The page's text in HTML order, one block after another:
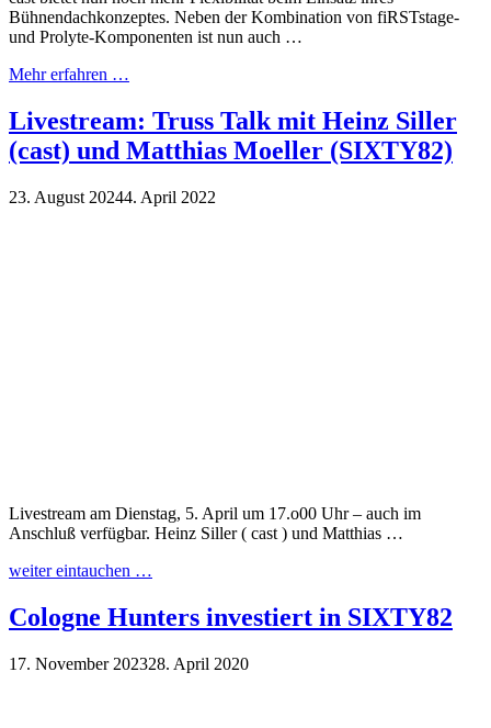
Bühnendachkonzeptes. Neben der Kombination von fiRSTstage-
und Prolyte-Komponenten ist nun auch …
Mehr erfahren …
Livestream: Truss Talk mit Heinz Siller
(cast) und Matthias Moeller (SIXTY82)
23. August 20244. April 2022
Livestream am Dienstag, 5. April um 17.o00 Uhr – auch im
Anschluß verfügbar. Heinz Siller ( cast ) und Matthias …
weiter eintauchen …
Cologne Hunters investiert in SIXTY82
17. November 202328. April 2020